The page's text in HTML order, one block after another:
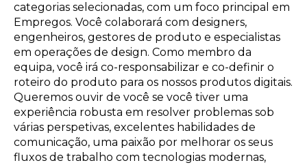
categorias selecionadas, com um foco principal em
Empregos. Você colaborará com designers,
engenheiros, gestores de produto e especialistas
em operações de design. Como membro da
equipa, você irá co-responsabilizar e co-definir o
roteiro do produto para os nossos produtos digitais.
Queremos ouvir de você se você tiver uma
experiência robusta em resolver problemas sob
várias perspetivas, excelentes habilidades de
comunicação, uma paixão por melhorar os seus
fluxos de trabalho com tecnologias modernas,